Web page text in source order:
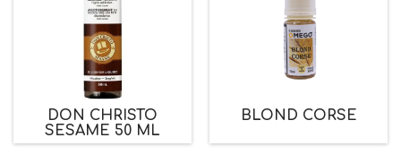
DON CHRISTO
SESAME 50 ML
PGVG LABS
BLOND CORSE